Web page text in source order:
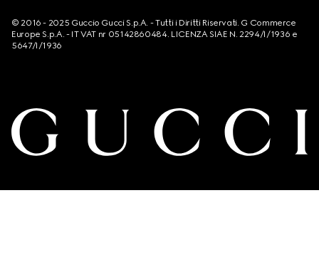
© 2016 - 2025 Guccio Gucci S.p.A. - Tutti i Diritti Riservati. G Commerce
Europe S.p.A. - IT VAT nr 05142860484. LICENZA SIAE N. 2294/I/1936 e
5647/I/1936